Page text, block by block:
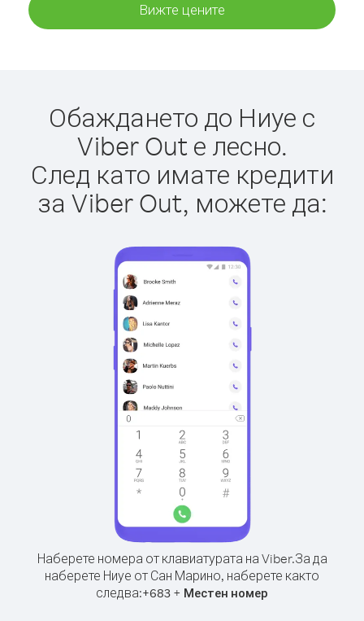
Вижте цените
Обаждането до Ниуе с
Viber Out е лесно.
След като имате кредити
за Viber Out, можете да:
Наберете номера от клавиатурата на Viber.За да
наберете Ниуе от Сан Марино, наберете както
следва:+683 + Местен номер